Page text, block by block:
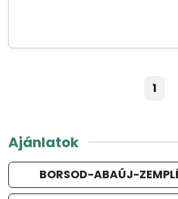
1
Ajánlatok
BORSOD-ABAÚJ-